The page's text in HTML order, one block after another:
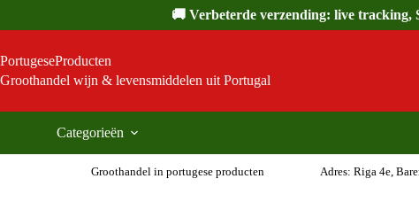
inhoud
🚚 Verbeterde verzending: live
PortugeseProducten
Groothandel wijn & levensmiddelen uit Portugal
Categorieën
Groothandel in portugese producten Adres: Riga 4e,